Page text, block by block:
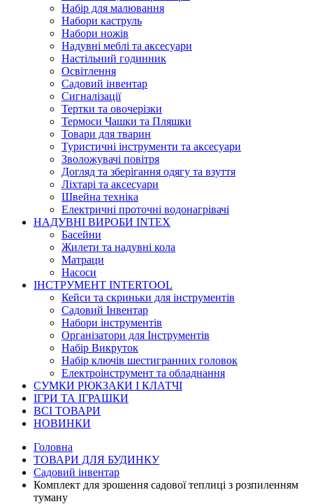
Набір для малювання
Набори каструль
Набори ножів
Надувні меблі та аксесуари
Настільний годинник
Освітлення
Садовий інвентар
Сигналізації
Тертки та овочерізки
Термоси Чашки та Пляшки
Товари для тварин
Туристичні інструменти та аксесуари
Зволожувачі повітря
Догляд та зберігання одягу та взуття
Ліхтарі та аксесуари
Швейна техніка
Електричні проточні водонагрівачі
НАДУВНІ ВИРОБИ INTEX
Басейни
Жилети та надувні кола
Матраци
Насоси
ІНСТРУМЕНТ INTERTOOL
Кейси та скриньки для інструментів
Садовий Інвентар
Набори інструментів
Організатори для Інструментів
Набір Викруток
Набір ключів шестигранних головок
Електроінструмент та обладнання
СУМКИ РЮКЗАКИ І КЛАТЧІ
ІГРИ ТА ІГРАШКИ
ВСІ ТОВАРИ
НОВИНКИ
Головна
ТОВАРИ ДЛЯ БУДИНКУ
Садовий інвентар
Комплект для зрошення садової теплиці з розпиленням
туману